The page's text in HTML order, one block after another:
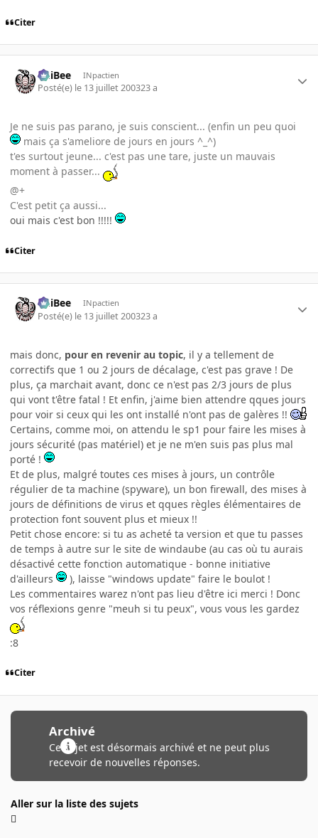
Citer
PhiBee INpactien
Posté(e) le 13 juillet 200323 a
Je ne suis pas parano, je suis conscient... (enfin un peu quoi
mais ça s'ameliore de jours en jours ^_^)
t'es surtout jeune... c'est pas une tare, juste un mauvais
moment à passer...
@+
C'est petit ça aussi...
oui mais c'est bon !!!!!
Citer
PhiBee INpactien
Posté(e) le 13 juillet 200323 a
mais donc, pour en revenir au topic, il y a tellement de
correctifs que 1 ou 2 jours de décalage, c'est pas grave ! De
plus, ça marchait avant, donc ce n'est pas 2/3 jours de plus
qui vont t'être fatal ! Et enfin, j'aime bien attendre qques jours
pour voir si ceux qui les ont installé n'ont pas de galères !!
Certains, comme moi, on attendu le sp1 pour faire les mises à
jours sécurité (pas matériel) et je ne m'en suis pas plus mal
porté !
Et de plus, malgré toutes ces mises à jours, un contrôle
régulier de ta machine (spyware), un bon firewall, des mises à
jours de définitions de virus et qques règles élémentaires de
protection font souvent plus et mieux !!
Petit chose encore: si tu as acheté ta version et que tu passes
de temps à autre sur le site de windaube (au cas où tu aurais
désactivé cette fonction automatique - bonne initiative
d'ailleurs
), laisse "windows update" faire le boulot !
Les commentaires warez n'ont pas lieu d'être ici merci ! Donc
vos réflexions genre "meuh si tu peux", vous vous les gardez
:8
Citer
Archivé
Ce sujet est désormais archivé et ne peut plus
recevoir de nouvelles réponses.
Aller sur la liste des sujets